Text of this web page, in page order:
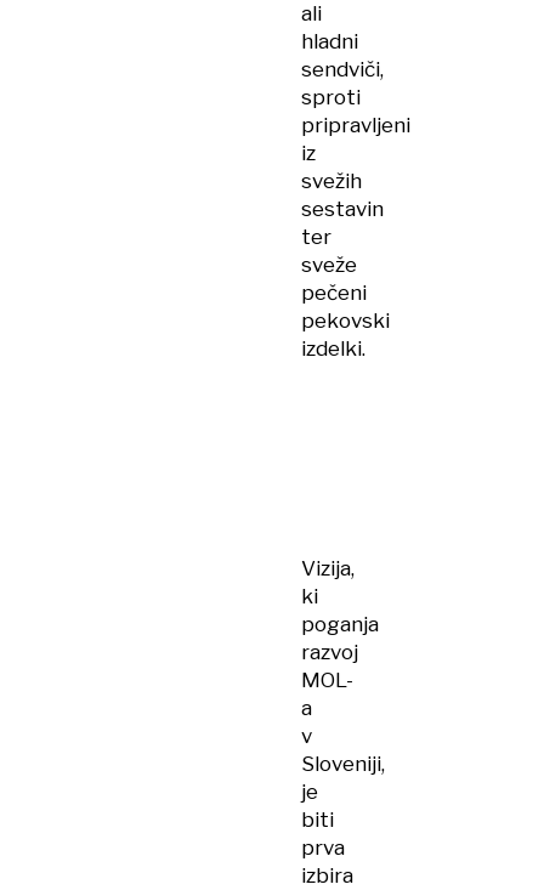
ali
hladni
sendviči,
sproti
pripravljeni
iz
svežih
sestavin
ter
sveže
pečeni
pekovski
izdelki.
Vizija,
ki
poganja
razvoj
MOL-
a
v
Sloveniji,
je
biti
prva
izbira